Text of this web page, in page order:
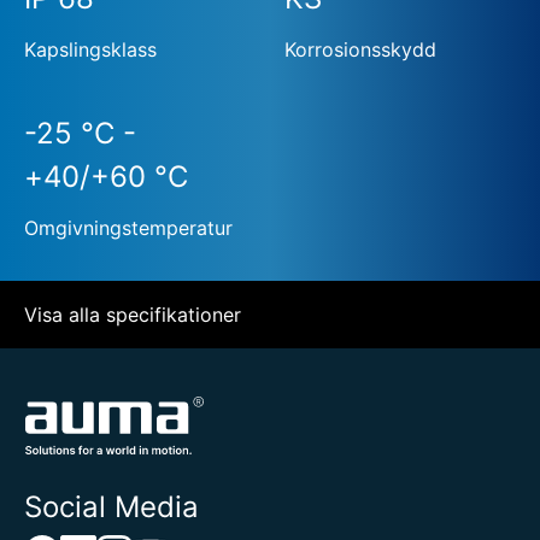
Kapslingsklass Korrosionsskydd
-25 °C -
+40/+60 °C
Omgivningstemperatur
Visa alla specifikationer
Social Media